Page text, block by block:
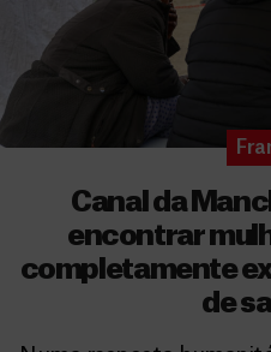
Canal da
encontrar
completamente
de